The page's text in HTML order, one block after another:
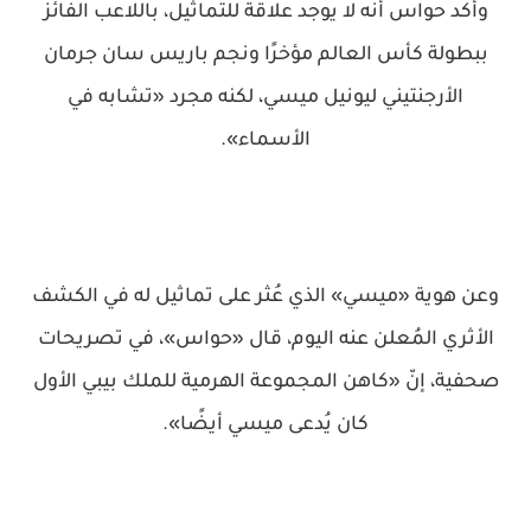
وأكد حواس أنّه لا يوجد علاقة للتماثيل، باللاعب الفائز
ببطولة كأس العالم مؤخرًا ونجم باريس سان جرمان
الأرجنتيني ليونيل ميسي، لكنه مجرد «تشابه في
الأسماء».
وعن هوية «ميسي» الذي عُثر على تماثيل له في الكشف
الأثري المُعلن عنه اليوم، قال «حواس»، في تصريحات
صحفية، إنّ «كاهن المجموعة الهرمية للملك بيبي الأول
كان يُدعى ميسي أيضًا».